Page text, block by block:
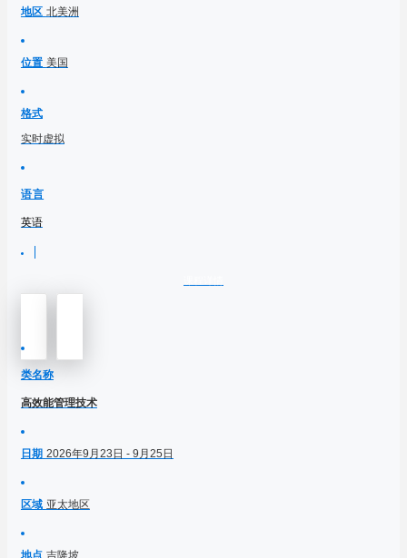
地区 北美洲
位置 美国
格式
实时虚拟
语言
英语
类名称
高效能管理技术
日期 2026年9月23日 - 9月25日
区域 亚太地区
地点 吉隆坡